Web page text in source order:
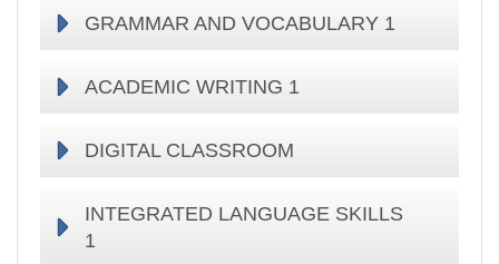
GRAMMAR AND VOCABULARY 1
ACADEMIC WRITING 1
DIGITAL CLASSROOM
INTEGRATED LANGUAGE SKILLS
1